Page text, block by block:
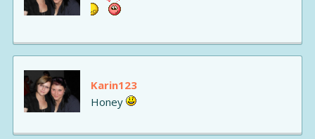
Karin123
Honey